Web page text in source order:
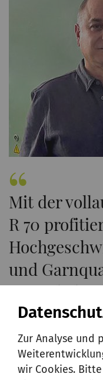
Mit der
R 70
und
ermöglicht,
Kunden zu
Salomon Alfie,
Mexico
Zur Analyse und
wir Cookies.